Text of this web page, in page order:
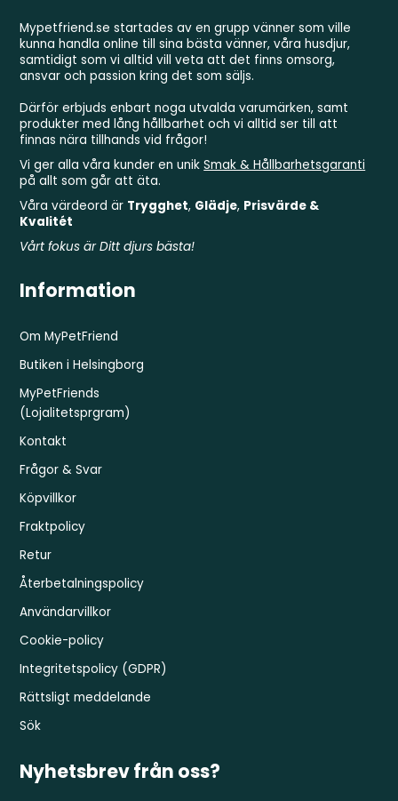
Mypetfriend.se startades av en grupp vänner som ville
kunna handla online till sina bästa vänner, våra husdjur,
samtidigt som vi alltid vill veta att det finns omsorg,
ansvar och passion kring det som säljs.
Därför erbjuds enbart noga utvalda varumärken, samt
produkter med lång hållbarhet och vi alltid ser till att
finnas nära tillhands vid frågor!
Vi ger alla våra kunder en unikSmak & Hållbarhetsgaranti
på allt som går att äta.
Våra värdeord är Trygghet, Glädje, Prisvärde &
Kvalitét
Vårt fokus är Ditt djurs bästa!
Information
Om MyPetFriend
Butiken i Helsingborg
MyPetFriends
(Lojalitetsprgram)
Kontakt
Frågor & Svar
Köpvillkor
Fraktpolicy
Retur
Återbetalningspolicy
Användarvillkor
Cookie-policy
Integritetspolicy (GDPR)
Rättsligt meddelande
Sök
Nyhetsbrev från oss?